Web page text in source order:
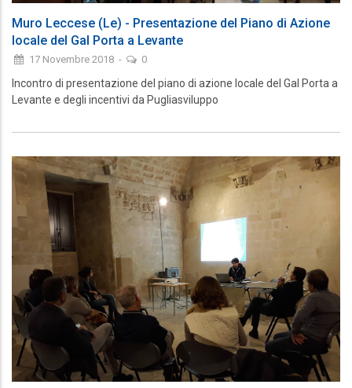
Muro Leccese (Le) - Presentazione del Piano di Azione
locale del Gal Porta a Levante
17 Novembre 2018 - 0
Incontro di presentazione del piano di azione locale del Gal Porta a
Levante e degli incentivi da Pugliasviluppo